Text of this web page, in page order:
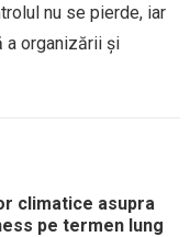
nu se pierde, iar
a organizării și
climatice asupra
pe termen lung